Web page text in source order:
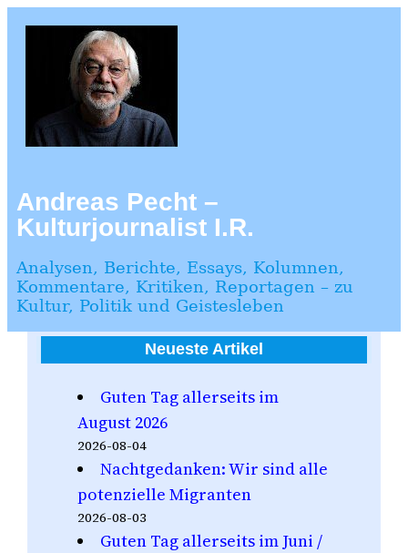
springen
Andreas Pecht –
Kulturjournalist I.R.
Analysen, Berichte, Essays, Kolumnen,
Kommentare, Kritiken, Reportagen – zu
Kultur, Politik und Geistesleben
Neueste Artikel
Guten Tag allerseits im
August 2026
2026-08-04
Nachtgedanken: Wir sind alle
potenzielle Migranten
2026-08-03
Guten Tag allerseits im Juni /